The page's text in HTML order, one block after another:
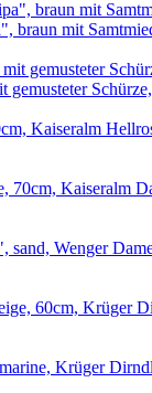
braun mit
gemusteter